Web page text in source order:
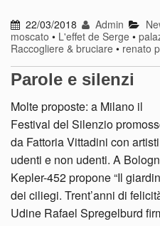
22/03/2018 Admin
moscato • L'effet de Serge •
Raccogliere & bruciare • renato
Parole e silenzi
Molte proposte: a Milano il
Festival del Silenzio
da Fattoria Vittadini con artisti
udenti e non udenti. A
Kepler-452 propone “Il
dei ciliegi. Trent’anni di
Udine Rafael Spregelburd